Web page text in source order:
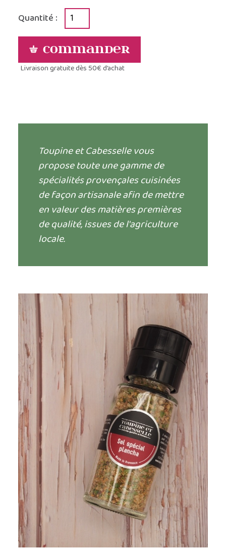
Quantité :
Commander
Livraison gratuite dès 50€ d’achat
Toupine et Cabesselle vous
propose toute une gamme de
spécialités provençales cuisinées
de façon artisanale afin de mettre
en valeur des matières premières
de qualité, issues de l'agriculture
locale.